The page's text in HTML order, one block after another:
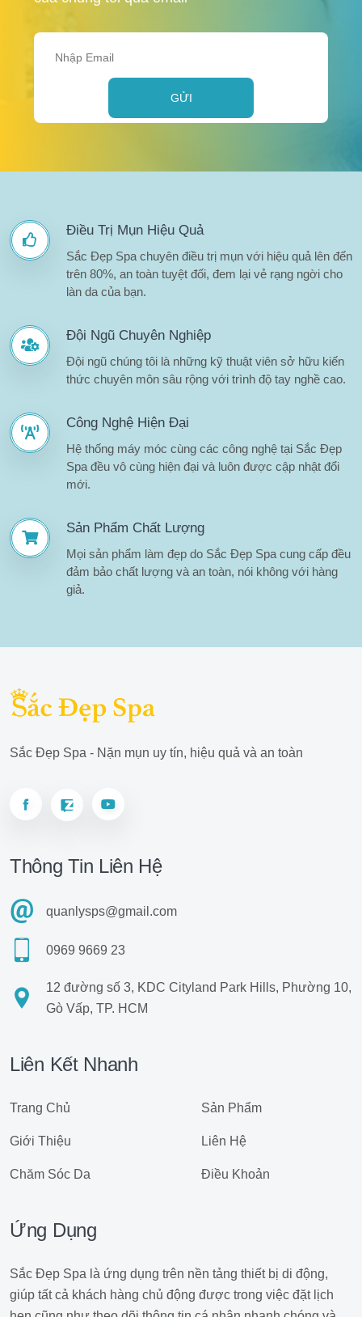
GỬI
Điều Trị Mụn Hiệu Quả
Sắc Đẹp Spa chuyên điều trị mụn với hiệu quả lên đến
trên 80%, an toàn tuyệt đối, đem lại vẻ rạng ngời cho
làn da của bạn.
Đội Ngũ Chuyên Nghiệp
Đội ngũ chúng tôi là những kỹ thuật viên sở hữu kiến
thức chuyên môn sâu rộng với trình độ tay nghề cao.
Công Nghệ Hiện Đại
Hệ thống máy móc cùng các công nghệ tại Sắc Đẹp
Spa đều vô cùng hiện đại và luôn được cập nhật đổi
mới.
Sản Phẩm Chất Lượng
Mọi sản phẩm làm đẹp do Sắc Đẹp Spa cung cấp đều
đảm bảo chất lượng và an toàn, nói không với hàng
giả.
Sắc Đẹp Spa - Nặn mụn uy tín, hiệu quả và an toàn
Thông Tin Liên Hệ
quanlysps@gmail.com
0969 9669 23
12 đường số 3, KDC Cityland Park Hills, Phường 10,
Gò Vấp, TP. HCM
Liên Kết Nhanh
Trang Chủ
Giới Thiệu
Chăm Sóc Da
Sản Phẩm
Liên Hệ
Điều Khoản
Ứng Dụng
Sắc Đẹp Spa là ứng dụng trên nền tảng thiết bị di động,
giúp tất cả khách hàng chủ động được trong việc đặt lịch